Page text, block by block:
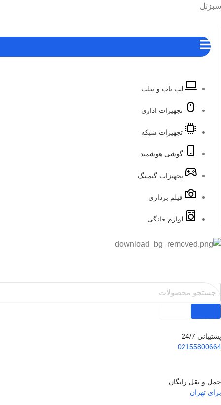
پرش
سبزتل
لپ تاپ و تبلت
تجهیزات اداری
تجهیزات شبکه
گوشی هوشمند
تجهیزات گیمینگ
فیلم برداری
لوازم خانگی
پشتیبانی 24/7
02155800664
حمل و نقل رایگان
برای تهران
فهرست